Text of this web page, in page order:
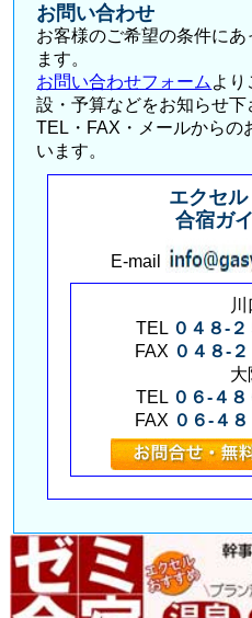
お問い合わせ
お客様のご希望の条件に
ます。
お問い合わせフォーム より
設・予算などをお知らせ下
TEL・FAX・メールからの
います。
エクセ
合宿ガ
E-mail
川
TEL ０４８-
FAX ０４８-
大
TEL ０６-４
FAX ０６-４